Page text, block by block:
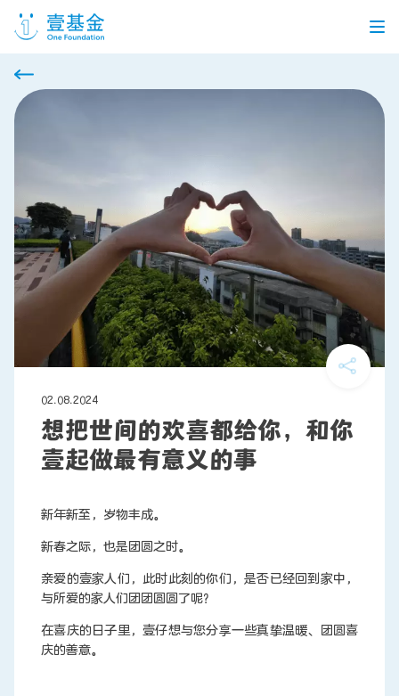
首页
机构介绍 信息披露
公益项目
个人捐赠
企业合作
联系我们
02.08.2024
想把世间的欢喜都给你，和你
壹起做最有意义的事
新年新至，岁物丰成。
新春之际，也是团圆之时。
亲爱的壹家人们，此时此刻的你们，是否已经回到家中，
与所爱的家人们团团圆圆了呢？
在喜庆的日子里，壹仔想与您分享一些真挚温暖、团圆喜
庆的善意。